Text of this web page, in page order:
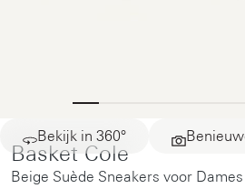
Bekijk in 360°
Basket Cole
Beige Suède Sneakers voor Dames